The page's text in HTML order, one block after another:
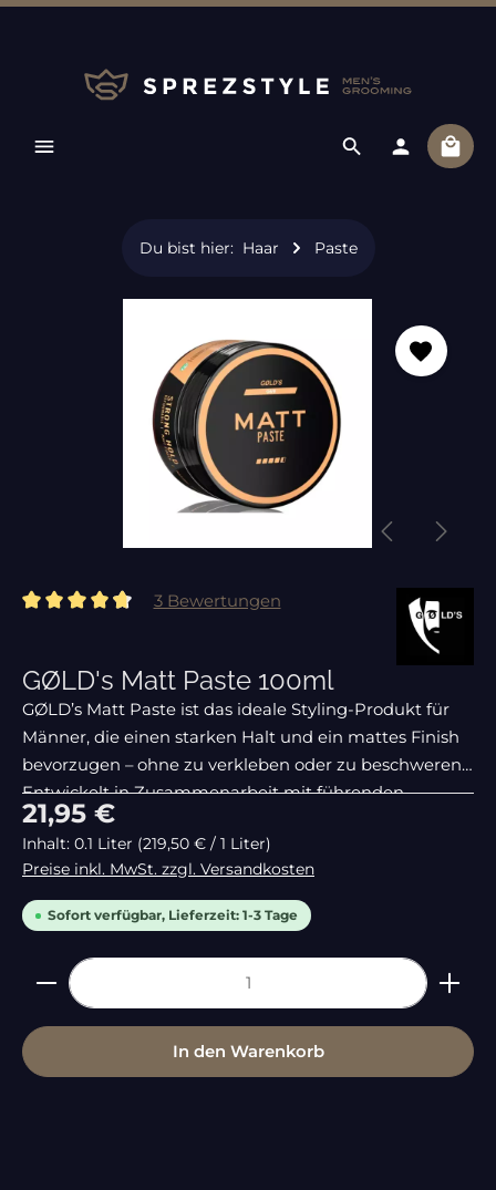
Du bist hier: Haar Paste
Durchschnittliche Bewertung von 4.67 von 5 Sternen
3 Bewertungen
GØLD's Matt Paste 100ml
GØLD’s Matt Paste ist das ideale Styling-Produkt für
Männer, die einen starken Halt und ein mattes Finish
bevorzugen – ohne zu verkleben oder zu beschweren.
Entwickelt in Zusammenarbeit mit führenden
Barbershops, sorgt diese Paste für ein
Regulärer Preis:
21,95 €
Inhalt: 0.1 Liter (219,50 € / 1 Liter)
Preise inkl. MwSt. zzgl. Versandkosten
Sofort verfügbar, Lieferzeit: 1-3 Tage
Produkt Anzahl: Gib den gewünschten Wert
In den Warenkorb